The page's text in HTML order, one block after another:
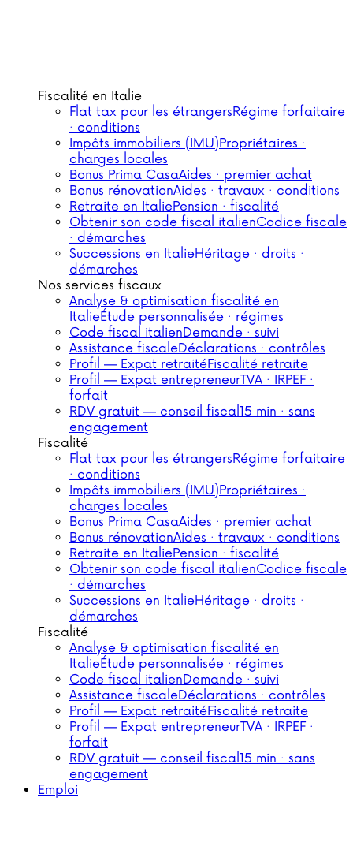
Fiscalité en Italie
Flat tax pour les étrangersRégime forfaitaire
· conditions
Impôts immobiliers (IMU)Propriétaires ·
charges locales
Bonus Prima CasaAides · premier achat
Bonus rénovationAides · travaux · conditions
Retraite en ItaliePension · fiscalité
Obtenir son code fiscal italienCodice fiscale
· démarches
Successions en ItalieHéritage · droits ·
démarches
Nos services fiscaux
Analyse & optimisation fiscalité en
ItalieÉtude personnalisée · régimes
Code fiscal italienDemande · suivi
Assistance fiscaleDéclarations · contrôles
Profil — Expat retraitéFiscalité retraite
Profil — Expat entrepreneurTVA · IRPEF ·
forfait
RDV gratuit — conseil fiscal15 min · sans
engagement
Fiscalité
Flat tax pour les étrangersRégime forfaitaire
· conditions
Impôts immobiliers (IMU)Propriétaires ·
charges locales
Bonus Prima CasaAides · premier achat
Bonus rénovationAides · travaux · conditions
Retraite en ItaliePension · fiscalité
Obtenir son code fiscal italienCodice fiscale
· démarches
Successions en ItalieHéritage · droits ·
démarches
Fiscalité
Analyse & optimisation fiscalité en
ItalieÉtude personnalisée · régimes
Code fiscal italienDemande · suivi
Assistance fiscaleDéclarations · contrôles
Profil — Expat retraitéFiscalité retraite
Profil — Expat entrepreneurTVA · IRPEF ·
forfait
RDV gratuit — conseil fiscal15 min · sans
engagement
Emploi